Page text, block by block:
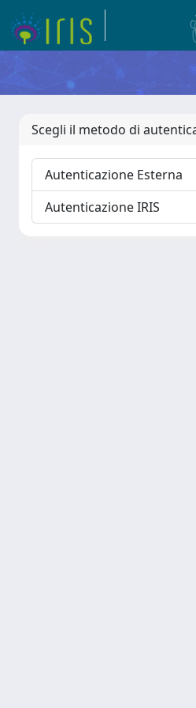
Scegli il metodo di
Autenticazione Esterna
Autenticazione IRIS